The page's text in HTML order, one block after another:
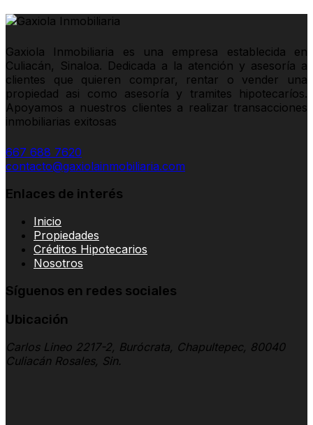
Gaxiola Inmobiliaria es una empresa establecida en
Culiacán, Sinaloa. Dedicada a la atención y asesoría a
clientes que quieren comprar, rentar o vender una
propiedad asi como asesoría y tramites hipotecaríos.
Apoyamos a nuestros clientes a realizar transacciones
inmobiliarias exitosas
667 688 7620
contacto@gaxiolainmobiliaria.com
Enlaces de interés
Inicio
Propiedades
Créditos Hipotecarios
Nosotros
Síguenos en redes sociales
Ubicación
Carlos Lineo 2217-2, Burócrata, Chapultepec, 80040
Culiacán Rosales, Sin.